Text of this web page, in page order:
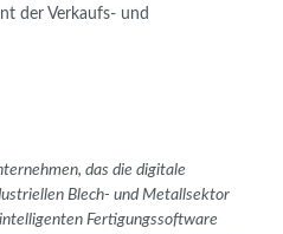
der Verkaufs- und
das die digitale
Blech- und Metallsektor
Fertigungssoftware